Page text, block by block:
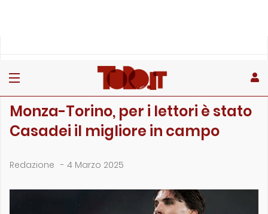
Monza-Torino, per i lettori è stato
Casadei il migliore in campo
Redazione - 4 Marzo 2025